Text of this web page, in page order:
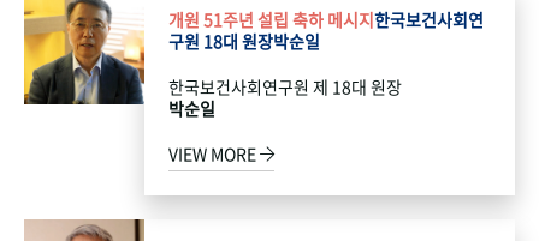
개원 51주년 설립 축하 메시지한국보건사회연
구원 18대 원장박순일
한국보건사회연구원 제 18대 원장
박순일
VIEW MORE